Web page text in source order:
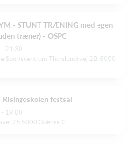
- STUNT TRÆNING med egen
træner) - OSPC
- 21:30
Sportscentrum Thorslundsvej 2B, 5000
Risingeskolen festsal
- 19:00
25 5000 Odense C